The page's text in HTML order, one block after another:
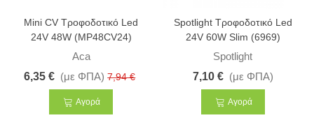
Mini CV Τροφοδοτικό Led
24V 48W (MP48CV24)
Aca
6,35 € (με ΦΠΑ) 7,94 €
Αγορά
Spotlight Τροφοδοτικό Led
24V 60W Slim (6969)
Spotlight
7,10 € (με ΦΠΑ)
Αγορά